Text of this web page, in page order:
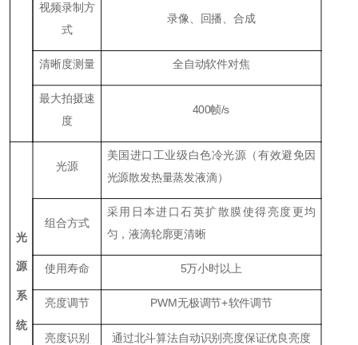
视频录制方
式
录像、回播、合成
清晰度测量 全自动软件对焦
最大拍摄速
度
400帧/s
光
源
系
统
光源
美国进口工业级白色冷光源（有效避免因
光源散发热量蒸发液滴）
组合方式
采用日本进口石英扩散膜使得亮度更均
匀，液滴轮廓更清晰
使用寿命 5万小时以上
亮度调节 PWM无极调节+软件调节
亮度识别 通过北斗算法自动识别亮度保证优良亮度